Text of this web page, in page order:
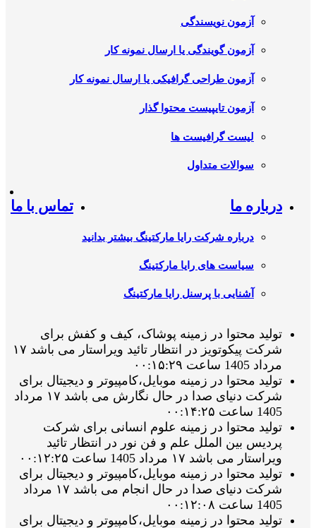
آزمون نویسندگی
آزمون گویندگی یا ارسال نمونه کار
آزمون طراحی گرافیکی یا ارسال نمونه کار
آزمون تایپیست محتوا گذار
لیست گرافیست ها
سوالات متداول
درباره ما
درباره شرکت رایا مارکتینگ بیشتر بدانید
سیاست های رایا مارکتینگ
آشنایی با پرسنل رایا مارکتینگ
تماس با ما
تولید محتوا در زمینه پوشاک، کیف و کفش برای
شرکت پیکوتویز در انتظار تائید ویراستار می باشد ۱۷
مرداد 1405 ساعت ۰۰:۱۵:۲۹
تولید محتوا در زمینه موبایل،کامپیوتر و دیجیتال برای
شرکت دنیای صدا در حال نگارش می باشد ۱۷ مرداد
1405 ساعت ۰۰:۱۴:۲۵
تولید محتوا در زمینه علوم انسانی برای شرکت
پردیس بین الملل علم و فن نور در انتظار تائید
ویراستار می باشد ۱۷ مرداد 1405 ساعت ۰۰:۱۲:۲۵
تولید محتوا در زمینه موبایل،کامپیوتر و دیجیتال برای
شرکت دنیای صدا در حال انجام می باشد ۱۷ مرداد
1405 ساعت ۰۰:۱۲:۰۸
تولید محتوا در زمینه موبایل،کامپیوتر و دیجیتال برای